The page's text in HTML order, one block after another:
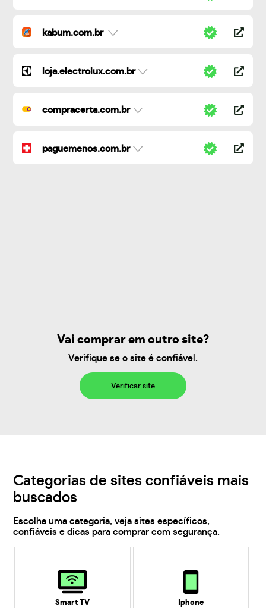
kabum.com.br
loja.electrolux.com.br
compracerta.com.br
paguemenos.com.br
Vai comprar em outro site?
Verifique se o site é confiável.
Verificar site
Categorias de sites confiáveis mais
buscados
Escolha uma categoria, veja sites específicos,
confiáveis e dicas para comprar com segurança.
Smart TV Iphone